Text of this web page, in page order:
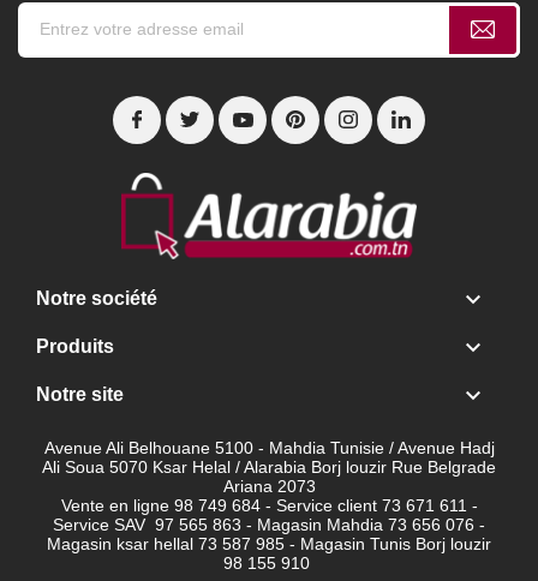
Notre société 
Produits 
Notre site 
Avenue Ali Belhouane 5100 - Mahdia Tunisie / Avenue Hadj
Ali Soua 5070 Ksar Helal / Alarabia Borj louzir Rue Belgrade
Ariana 2073
Vente en ligne 98 749 684 - Service client 73 671 611 -
Service SAV 97 565 863 - Magasin Mahdia 73 656 076 -
Magasin ksar hellal 73 587 985 - Magasin Tunis Borj louzir
98 155 910